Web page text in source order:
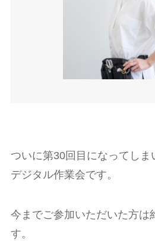
ついに第30回目になってしま
デジタル作業会です。
今までご参加いただいた方は
す。